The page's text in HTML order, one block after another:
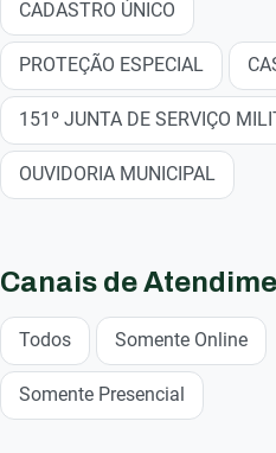
CADASTRO ÚNICO
PROTEÇÃO ESPECIAL
151º JUNTA DE SERVIÇO
OUVIDORIA MUNICIPAL
Canais de
Todos Somente Online
Somente Presencial